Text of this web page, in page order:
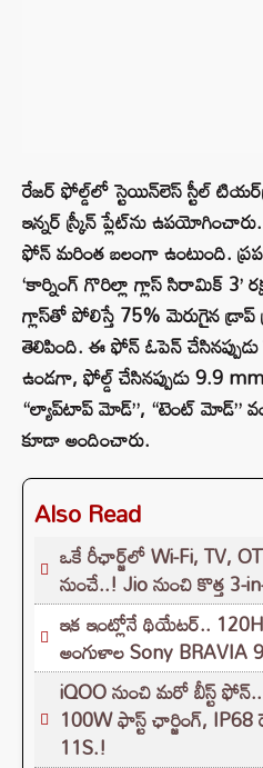
రేజర్ ఫోల్డ్‌లో స్టెయిన్‌లెస్ స్టీల్
ఇన్నర్ స్క్రీన్ ప్లేట్‌ను ఉపయోగించారు.
ఫోన్ మరింత బలంగా ఉంటుంది.
‘కార్నింగ్ గొరిల్లా గ్లాస్ సిరామిక్ 3’
గ్లాస్‌తో పోలిస్తే 75% మెరుగైన
తెలిపింది. ఈ ఫోన్ ఓపెన్
ఉండగా, ఫోల్డ్ చేసినప్పుడు 9.9
“ల్యాప్‌టాప్ మోడ్”, “టెంట్ మోడ్”
కూడా అందించారు.
Also Read
ఒకే రీఛార్జ్‌లో Wi-Fi, TV,
నుంచే..! Jio నుంచి కొత్త 3-
ఇక ఇంట్లోనే థియేటర్..
అంగుళాల Sony
iQOO నుంచి మరో బీస్ట్
100W ఫాస్ట్ ఛార్జింగ్‌, IP68
11S.!